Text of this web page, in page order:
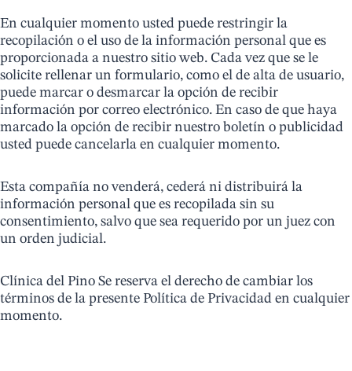
En cualquier momento usted puede restringir la
recopilación o el uso de la información personal que es
proporcionada a nuestro sitio web. Cada vez que se le
solicite rellenar un formulario, como el de alta de usuario,
puede marcar o desmarcar la opción de recibir
información por correo electrónico. En caso de que haya
marcado la opción de recibir nuestro boletín o publicidad
usted puede cancelarla en cualquier momento.
​Esta compañía no venderá, cederá ni distribuirá la
información personal que es recopilada sin su
consentimiento, salvo que sea requerido por un juez con
un orden judicial.
​Clínica del Pino Se reserva el derecho de cambiar los
términos de la presente Política de Privacidad en cualquier
momento.